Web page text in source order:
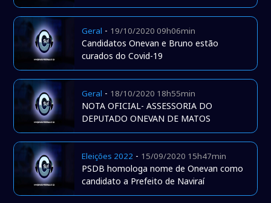
Geral - 19/10/2020 09h06min
Candidatos Onevan e Bruno estão
curados do Covid-19
Geral - 18/10/2020 18h55min
NOTA OFICIAL- ASSESSORIA DO
DEPUTADO ONEVAN DE MATOS
Eleições 2022 - 15/09/2020 15h47min
PSDB homologa nome de Onevan como
candidato a Prefeito de Naviraí